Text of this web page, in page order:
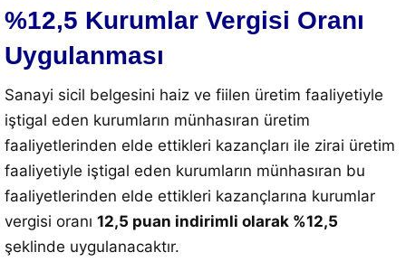
%12,5 Kurumlar Vergisi Oranı
Uygulanması
Sanayi sicil belgesini haiz ve fiilen üretim faaliyetiyle
iştigal eden kurumların münhasıran üretim
faaliyetlerinden elde ettikleri kazançları ile zirai üretim
faaliyetiyle iştigal eden kurumların münhasıran bu
faaliyetlerinden elde ettikleri kazançlarına kurumlar
vergisi oranı 12,5 puan indirimli olarak %12,5
şeklinde uygulanacaktır.